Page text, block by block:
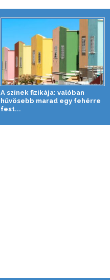
A színek fizikája: valóban
hűvösebb marad egy fehérre
fest...